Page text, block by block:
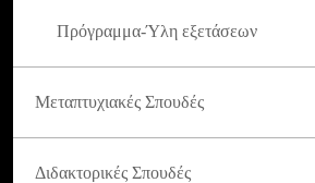
Πρόγραμμα-Ύλη εξετάσεων
Μεταπτυχιακές Σπουδές
Διδακτορικές Σπουδές